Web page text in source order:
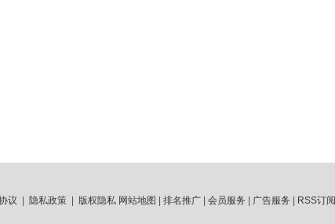
议 隐私政策 版权隐私 网站地图 排名推广 会员服务 广告服务 RSS订阅